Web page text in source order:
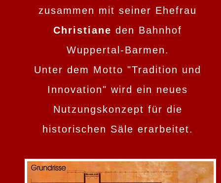
zusammen mit seiner Ehefrau
Christiane den Bahnhof
Wuppertal-Barmen.
Unter dem Motto "Tradition und
Innovation" wird ein neues
Nutzungskonzept für die
historischen Säle erarbeitet.